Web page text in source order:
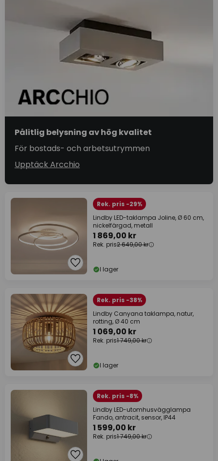
Pålitlig belysning av hög kvalitet
För bostads- och arbetsutrymmen
Upptäck Arcchio
Rek. pris -29%
Lindby LED-taklampa Joline, Ø 60 cm,
nickelfärgad, metall
1 869,00 kr
Rek. pris2 649,00 kr
I lager
Rek. pris -38%
Lindby Canyana taklampa, natur,
rotting, Ø 40 cm
1 069,00 kr
Rek. pris1 749,00 kr
I lager
Rek. pris -8%
Lindby LED-utomhusvägglampa
Fando, antracit, sensor, IP44
1 599,00 kr
Rek. pris1 749,00 kr